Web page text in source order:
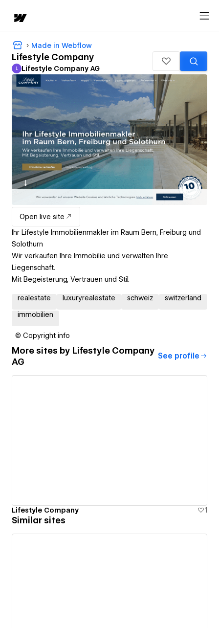
Made in Webflow
Lifestyle Company
Lifestyle Company AG
L Lifestyle Company AG
Open live site
Ihr Lifestyle Immobilienmakler im Raum Bern, Freiburg und
Solothurn
Wir verkaufen Ihre Immobilie und verwalten Ihre
Liegenschaft.
Mit Begeisterung, Vertrauen und Stil.
realestate luxuryrealestate schweiz switzerland
immobilien
© Copyright info
More sites by Lifestyle Company
AG
See profile
Lifestyle Company 1
Similar sites